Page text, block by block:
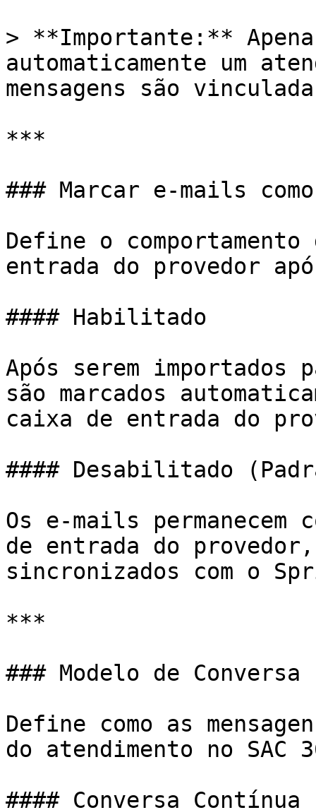
> **Importante:**
automaticamente um
mensagens são
***
### Marcar e-mails
Define o
entrada do provedor
#### Habilitado
Após serem
são marcados
caixa de entrada do
#### Desabilitado
Os e-mails
de entrada do provedor,
sincronizados com o
***
### Modelo de Conversa
Define como as
do atendimento no SAC
#### Conversa Contínua